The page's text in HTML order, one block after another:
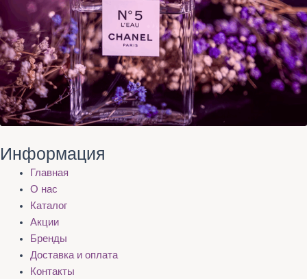
Информация
Главная
О нас
Каталог
Акции
Бренды
Доставка и оплата
Контакты